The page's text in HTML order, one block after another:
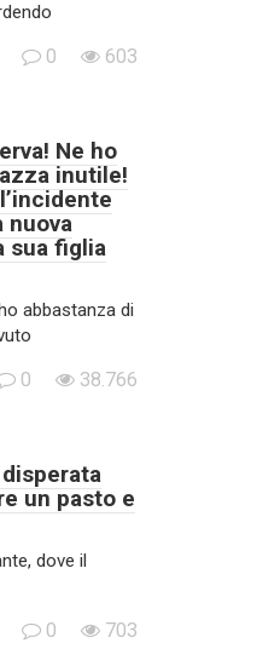
0 603
Ne ho
inutile!
nuova
sua figlia
abbastanza di
0 38.766
un pasto e
dove il
0 703